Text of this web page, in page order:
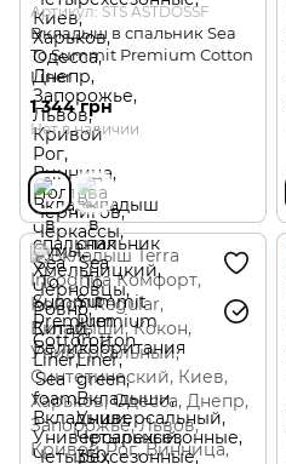
Артикул: STS ASTDOSSF
Вкладыш в спальник Sea
To Summit Premium Cotton
Liner
1 344 грн
Нет в наличии